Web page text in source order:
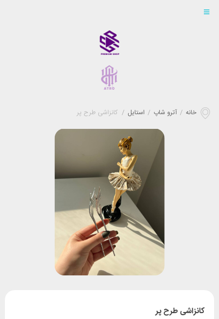
خانه / آترو شاپ / استایل / کانزاشی طرح پر
کانزاشی طرح پر